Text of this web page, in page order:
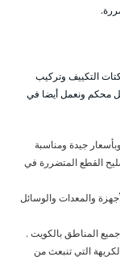
التكييف وتركيب
محكم ونعمل أيضا في
جيدة ومناسبة
القطع المتضررة في
والمعدات والوسائل
التي تنبعث من